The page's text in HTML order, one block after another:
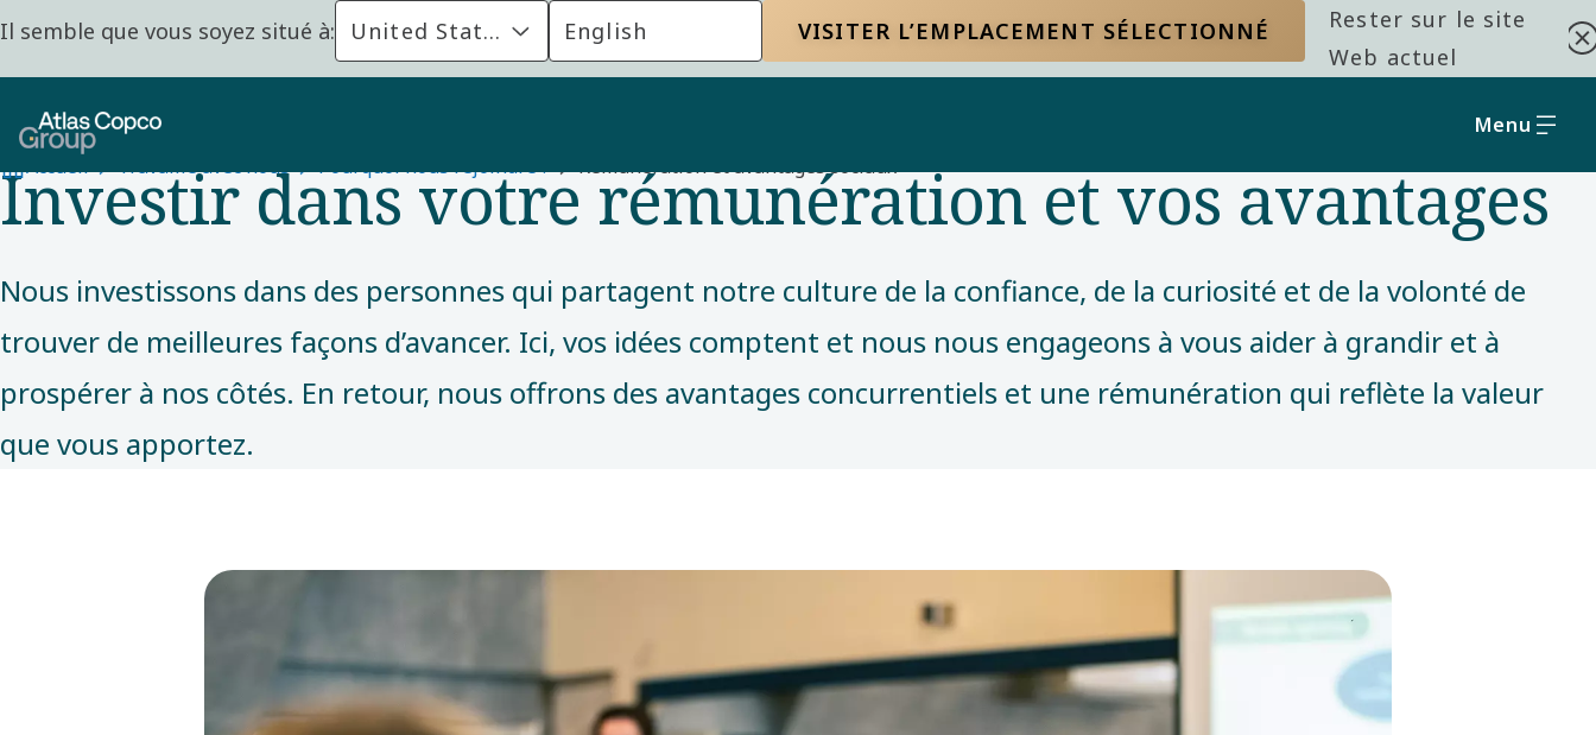
Il semble que vous soyez situé à: United States English VISITER L’EMPLACEMENT SÉLECTIONNÉ
Rester sur le site
Web actuel
Menu
Accueil
Travaille avec nous Pourquoi nous rejoindre ? Rémunération et avantages sociaux
RAISONS DE NOUS REJOINDRE
Investir dans votre rémunération et vos avantages
Nous investissons dans des personnes qui partagent notre culture de la confiance, de la curiosité et de la volonté de
trouver de meilleures façons d’avancer. Ici, vos idées comptent et nous nous engageons à vous aider à grandir et à
prospérer à nos côtés. En retour, nous offrons des avantages concurrentiels et une rémunération qui reflète la valeur
que vous apportez.